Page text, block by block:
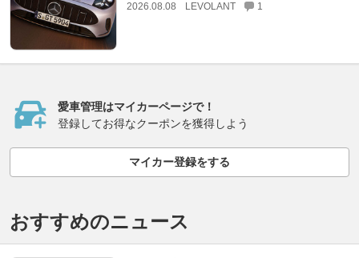
2026.08.08 LEVOLANT 1
愛車管理はマイカーページで！
登録してお得なクーポンを獲得しよう
マイカー登録をする
おすすめのニュース